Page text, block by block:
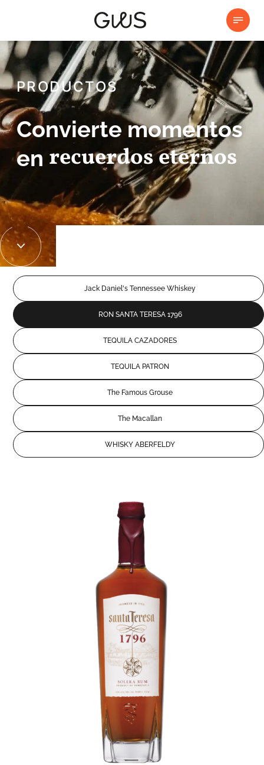
PRODUCTOS
Convierte momentos
en recuerdos eternos
Jack Daniel's Tennessee Whiskey
RON SANTA TERESA 1796
TEQUILA CAZADORES
TEQUILA PATRON
The Famous Grouse
The Macallan
WHISKY ABERFELDY